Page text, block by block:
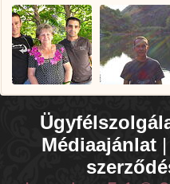
Médiaajánlat|